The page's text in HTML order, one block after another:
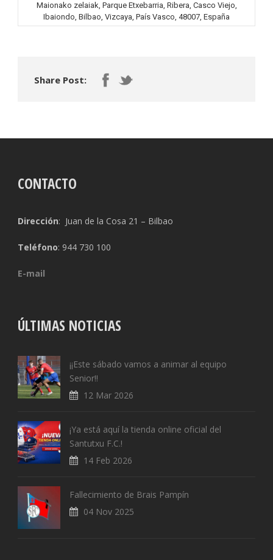
Maionako zelaiak, Parque Etxebarria, Ribera, Casco Viejo,
Ibaiondo, Bilbao, Vizcaya, País Vasco, 48007, España
Share Post:
CONTACTO
Dirección: Juan de la Cosa 21 – Bilbao
Teléfono: 944 730 100
E-mail
ÚLTIMAS NOTICIAS
¡¡Este sábado vamos a animar al equipo
Senior!!
12 Mar 2026
¡Ya está aquí la tienda online oficial del
Santutxu F.C.!
14 Feb 2026
Fallecimiento de Brais Pampín
04 Nov 2025